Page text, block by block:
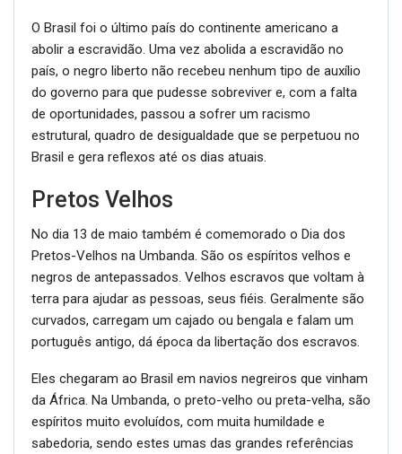
O Brasil foi o último país do continente americano a
abolir a escravidão. Uma vez abolida a escravidão no
país, o negro liberto não recebeu nenhum tipo de auxílio
do governo para que pudesse sobreviver e, com a falta
de oportunidades, passou a sofrer um racismo
estrutural, quadro de desigualdade que se perpetuou no
Brasil e gera reflexos até os dias atuais.
Pretos Velhos
No dia 13 de maio também é comemorado o Dia dos
Pretos-Velhos na Umbanda. São os espíritos velhos e
negros de antepassados. Velhos escravos que voltam à
terra para ajudar as pessoas, seus fiéis. Geralmente são
curvados, carregam um cajado ou bengala e falam um
português antigo, dá época da libertação dos escravos.
Eles chegaram ao Brasil em navios negreiros que vinham
da África. Na Umbanda, o preto-velho ou preta-velha, são
espíritos muito evoluídos, com muita humildade e
sabedoria, sendo estes umas das grandes referências